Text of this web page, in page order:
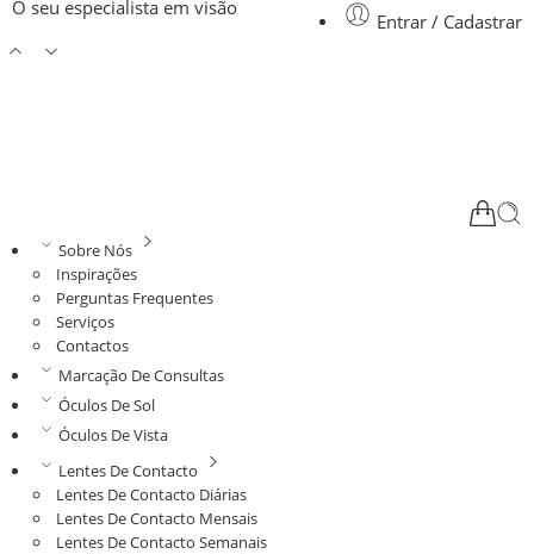
O seu especialista em visão
Entrar / Cadastrar
Sobre Nós
Inspirações
Perguntas Frequentes
Serviços
Contactos
Marcação De Consultas
Óculos De Sol
Óculos De Vista
Lentes De Contacto
Lentes De Contacto Diárias
Lentes De Contacto Mensais
Lentes De Contacto Semanais